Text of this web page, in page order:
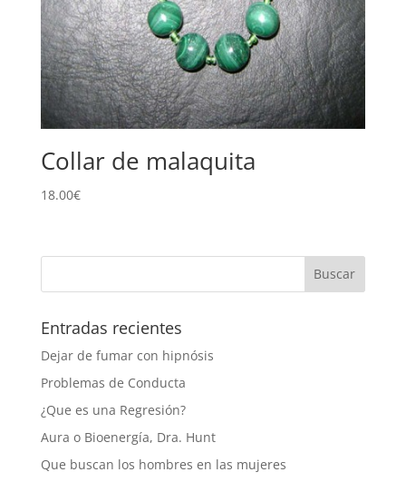
Collar de malaquita
18.00€
Entradas recientes
Dejar de fumar con hipnósis
Problemas de Conducta
¿Que es una Regresión?
Aura o Bioenergía, Dra. Hunt
Que buscan los hombres en las mujeres